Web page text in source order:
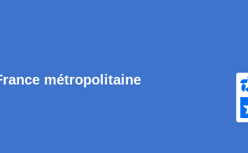
métropolitaine